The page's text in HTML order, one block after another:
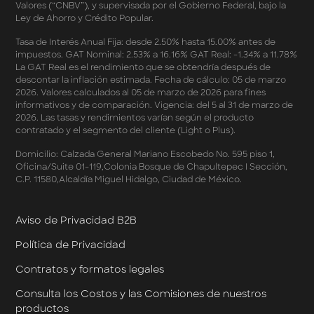
Términos y Condiciones - Reducción Tasa de Interés en
Términos y Condiciones - Apartados - Tasas
Preferentes Febrero 2026
Términos y Condiciones - Programa de Cashback
AWIN
Pago de Servicios a MSI – Supermercados Enero -
Marzo 2026
Términos y Condiciones - Meses Sin Intereses y SplitK
Cashback
Términos y Condiciones Aplicables a la Tarjeta de
Apartados
Mastercard
Términos y Condiciones de Klar Plus
Términos y Condiciones - Rendimiento Preferencial en
Cuentas Empresariales
Valores (“CNBV”), y supervisada por el Gobierno Federal, bajo la
Ley de Ahorro y Crédito Popular.
Tasa de Interés Anual Fija: desde 2.50% hasta 15.00% antes de
impuestos. GAT Nominal: 2.53% a 16.16% GAT Real: -1.34% a 11.78%
La GAT Real es el rendimiento que se obtendría después de
descontar la inflación estimada. Fecha de cálculo: 05 de marzo
2026. Valores calculados al 05 de marzo de 2026 para fines
informativos y de comparación. Vigencia: del 5 al 31 de marzo de
2026. Las tasas y rendimientos varían según el producto
contratado y el segmento del cliente (Light o Plus).
Domicilio: Calzada General Mariano Escobedo No. 595 piso 1,
Oficina/Suite 01-119,Colonia Bosque de Chapultepec I Sección,
C.P. 11580,Alcaldía Miguel Hidalgo, Ciudad de México.
Aviso de Privacidad B2B
Política de Privacidad
Contratos y formatos legales
Consulta los Costos y las Comisiones de nuestros
productos